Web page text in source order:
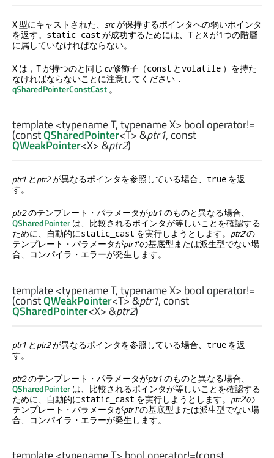
X型にキャストされた、 srcが保持するポインタへの弱いポインタ
を返す。 static_cast が成功するためには、 T とXが1つの階層
に属していなければならない。
X は， Tが持つのと同じ cv修飾子（const とvolatile ）を持た
なければならないことに注意してください．
qSharedPointerConstCast。
template <typename T, typename X> bool operator!=
(constQSharedPointer<T> &ptr1, const
QWeakPointer<X> &ptr2)
ptr1 とptr2が異なるポインタを参照している場合、 true を返
す。
ptr2のテンプレート・パラメータがptr1のものと異なる場合、
QSharedPointerは、比較されるポインタが等しいことを確認する
ために、自動的にstatic_cast を実行しようとします。 ptr2'の
テンプレート・パラメータがptr1'の基底型または派生型でない場
合、コンパイラ・エラーが発生します。
template <typename T, typename X> bool operator!=
(constQWeakPointer<T> &ptr1, const
QSharedPointer<X> &ptr2)
ptr1 とptr2が異なるポインタを参照している場合、 true を返
す。
ptr2のテンプレート・パラメータがptr1のものと異なる場合、
QSharedPointerは、比較されるポインタが等しいことを確認する
ために、自動的にstatic_cast を実行しようとします。 ptr2'の
テンプレート・パラメータがptr1'の基底型または派生型でない場
合、コンパイラ・エラーが発生します。